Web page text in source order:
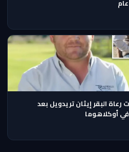
رعاة البقر إيثان تريدويل بعد
أوكلاهوما